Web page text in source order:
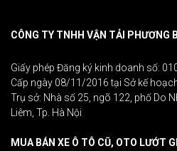
CÔNG TY TNHH VẬN TẢI PHƯƠNG
Giấy phép Đăng ký kinh doanh số:
Cấp ngày 08/11/2016 tại Sở kế
Trụ sở: Nhà số 25, ngõ 122, phố Do
Liêm, Tp. Hà Nội
MUA BÁN XE Ô TÔ CŨ, OTO LƯỚT